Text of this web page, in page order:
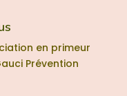
en primeur
Prévention